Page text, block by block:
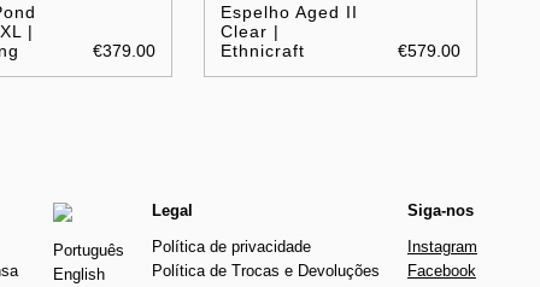
|
€379.00
Espelho Aged II
Clear |
Ethnicraft
€579.00
Português
English
Legal
Política de privacidade
Política de Trocas e Devoluções
Siga-nos
Instagram
Facebook